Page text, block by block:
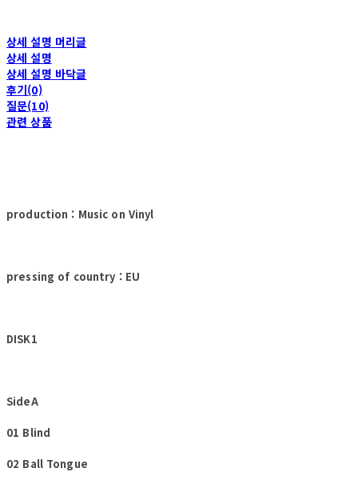
상세 설명 머리글
상세 설명
상세 설명 바닥글
후기(0)
질문(10)
관련 상품
production : Music on Vinyl
pressing of country : EU
DISK1
SideA
01 Blind
02 Ball Tongue